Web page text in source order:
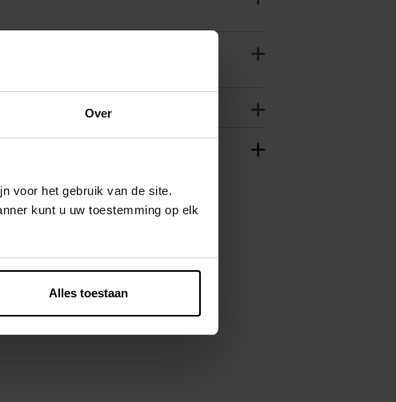
Over
voor het gebruik van de site.
kunt u uw toestemming op elk
Alles toestaan